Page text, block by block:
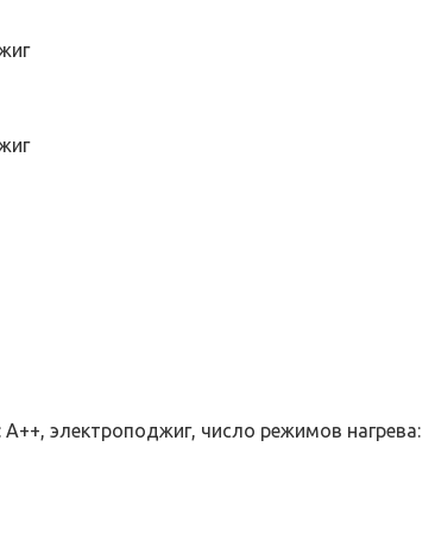
электроподжиг, число режимов нагрева: